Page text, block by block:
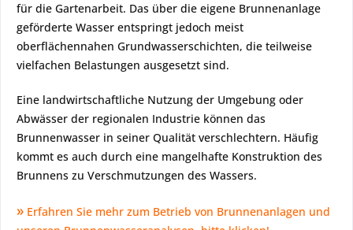
für die Gartenarbeit. Das über die eigene Brunnenanlage
geförderte Wasser entspringt jedoch meist
oberflächennahen Grundwasserschichten, die teilweise
vielfachen Belastungen ausgesetzt sind.
Eine landwirtschaftliche Nutzung der Umgebung oder
Abwässer der regionalen Industrie können das
Brunnenwasser in seiner Qualität verschlechtern. Häufig
kommt es auch durch eine mangelhafte Konstruktion des
Brunnens zu Verschmutzungen des Wassers.
» Erfahren Sie mehr zum Betrieb von Brunnenanlagen und